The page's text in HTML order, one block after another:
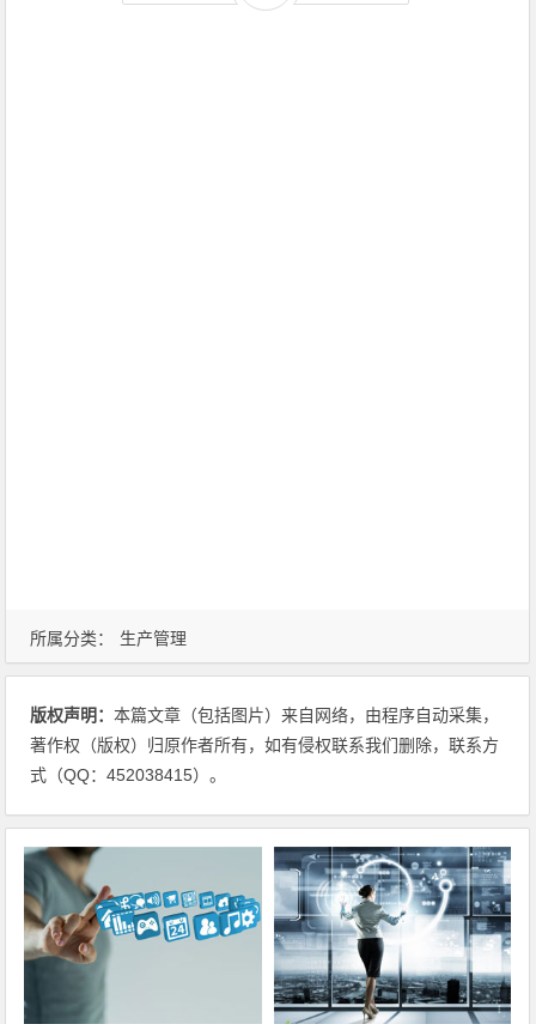
所属分类： 生产管理
版权声明：本篇文章（包括图片）来自网络，由程序自动采集，
著作权（版权）归原作者所有，如有侵权联系我们删除，联系方
式（QQ：452038415）。